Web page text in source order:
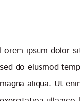
Lorem ipsum dolor
sed do eiusmod
magna aliqua. Ut